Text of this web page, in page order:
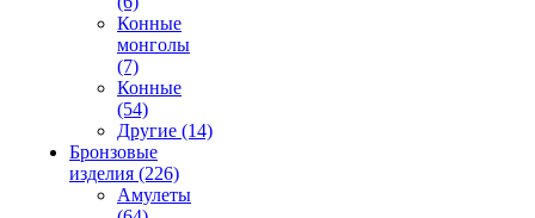
Конные
монголы
(7)
Конные
(54)
Другие (14)
Бронзовые
изделия (226)
Амулеты